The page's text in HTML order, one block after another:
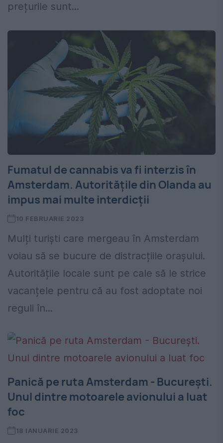
prețurile sunt...
Fumatul de cannabis va fi interzis în
Amsterdam. Autoritățile din Olanda au
impus mai multe interdicții
10 FEBRUARIE 2023
Mulți turiști care mergeau în Amsterdam
voiau să se bucure de distracțiile orașului.
Autoritățile locale sunt pe cale să le strice
vacanțele pentru că au fost adoptate noi
reguli în...
Panică pe ruta Amsterdam - București.
Unul dintre motoarele avionului a luat
foc
18 IANUARIE 2023